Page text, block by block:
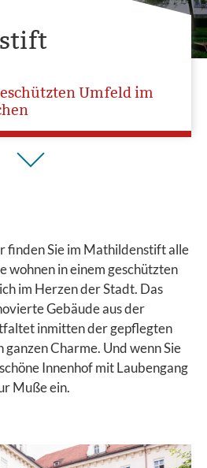
Umfeld im
finden Sie im Mathildenstift alle
wohnen in einem geschützten
im Herzen der Stadt. Das
Gebäude aus der
inmitten der gepflegten
ganzen Charme. Und wenn Sie
Innenhof mit Laubengang
Muße ein.